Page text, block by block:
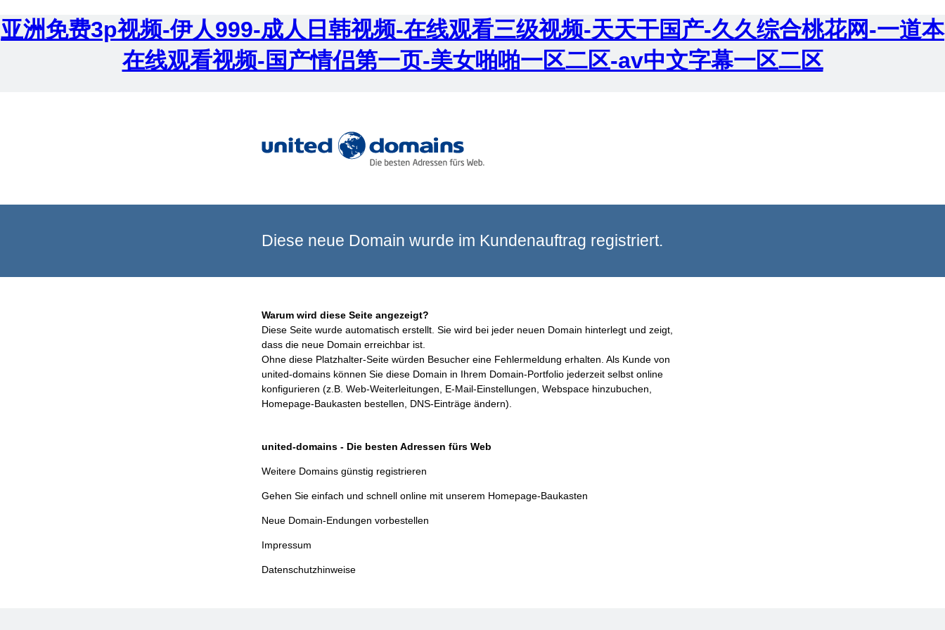
亚洲免费3p视频-伊人999-成人日韩视频-在线观看三级视频-天天干国产-久久综合桃花网-一道本
在线观看视频-国产情侣第一页-美女啪啪一区二区-av中文字幕一区二区
Diese neue Domain wurde im Kundenauftrag registriert.
Warum wird diese Seite angezeigt?
Diese Seite wurde automatisch erstellt. Sie wird bei jeder neuen Domain hinterlegt und zeigt,
dass die neue Domain erreichbar ist.
Ohne diese Platzhalter-Seite würden Besucher eine Fehlermeldung erhalten. Als Kunde von
united-domains können Sie diese Domain in Ihrem Domain-Portfolio jederzeit selbst online
konfigurieren (z.B. Web-Weiterleitungen, E-Mail-Einstellungen, Webspace hinzubuchen,
Homepage-Baukasten bestellen, DNS-Einträge ändern).
united-domains - Die besten Adressen fürs Web
Weitere Domains günstig registrieren
Gehen Sie einfach und schnell online mit unserem Homepage-Baukasten
Neue Domain-Endungen vorbestellen
Impressum
Datenschutzhinweise